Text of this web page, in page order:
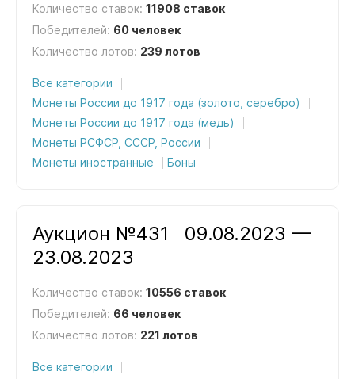
Количество ставок: 11908 ставок
Победителей: 60 человек
Количество лотов: 239 лотов
Все категории
Монеты России до 1917 года (золото, серебро)
Монеты России до 1917 года (медь)
Монеты РСФСР, СССР, России
Монеты иностранные
Боны
Аукцион №431
09.08.2023 —
23.08.2023
Количество ставок: 10556 ставок
Победителей: 66 человек
Количество лотов: 221 лотов
Все категории